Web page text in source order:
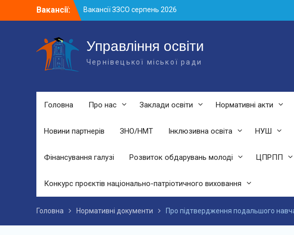
Вакансії:
Вакансії ЗЗСО серпень 2026
Вакансії ЗЗСО червень 2026
підрозділах ЗЗСО станом на 01.08.2026
р.Управління освіти
Чернівецької міської ради
Головна Про нас Заклади освіти Нормативні акти
Новини партнерів ЗНО/НМТ Інклюзивна освіта НУШ
Фінансування галузі Розвиток обдарувань молоді ЦПРПП
Конкурс проєктів національно-патріотичного виховання
Головна Нормативні документи Про підтвердження подальшого